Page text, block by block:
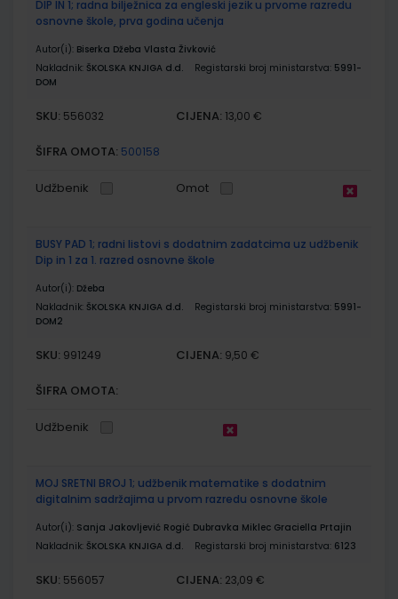
DIP IN 1; radna bilježnica za engleski jezik u prvome razredu
osnovne škole, prva godina učenja
Autor(i): Biserka Džeba Vlasta Živković
Nakladnik: ŠKOLSKA KNJIGA d.d. Registarski broj ministarstva: 5991-
DOM
SKU: 556032 CIJENA: 13,00 €
ŠIFRA OMOTA: 500158
Udžbenik Omot
BUSY PAD 1; radni listovi s dodatnim zadatcima uz udžbenik
Dip in 1 za 1. razred osnovne škole
Autor(i): Džeba
Nakladnik: ŠKOLSKA KNJIGA d.d. Registarski broj ministarstva: 5991-
DOM2
SKU: 991249 CIJENA: 9,50 €
ŠIFRA OMOTA:
Udžbenik
MOJ SRETNI BROJ 1; udžbenik matematike s dodatnim
digitalnim sadržajima u prvom razredu osnovne škole
Autor(i): Sanja Jakovljević Rogić Dubravka Miklec Graciella Prtajin
Nakladnik: ŠKOLSKA KNJIGA d.d. Registarski broj ministarstva: 6123
SKU: 556057 CIJENA: 23,09 €